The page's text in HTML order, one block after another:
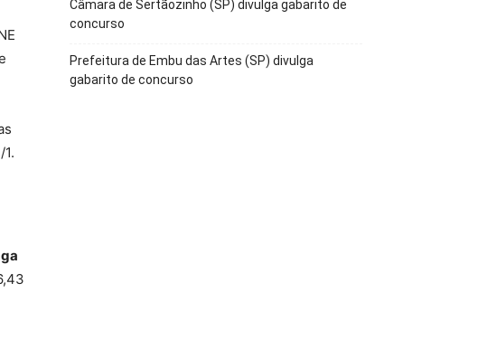
Câmara de Sertãozinho (SP) divulga gabarito de
concurso
Prefeitura de Embu das Artes (SP) divulga
gabarito de concurso